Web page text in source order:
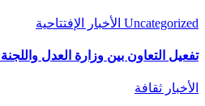
Uncategorized الأخبار الإفتتاحية
تفعيل التعاون بين وزارة العدل
الأخبار ثقافة